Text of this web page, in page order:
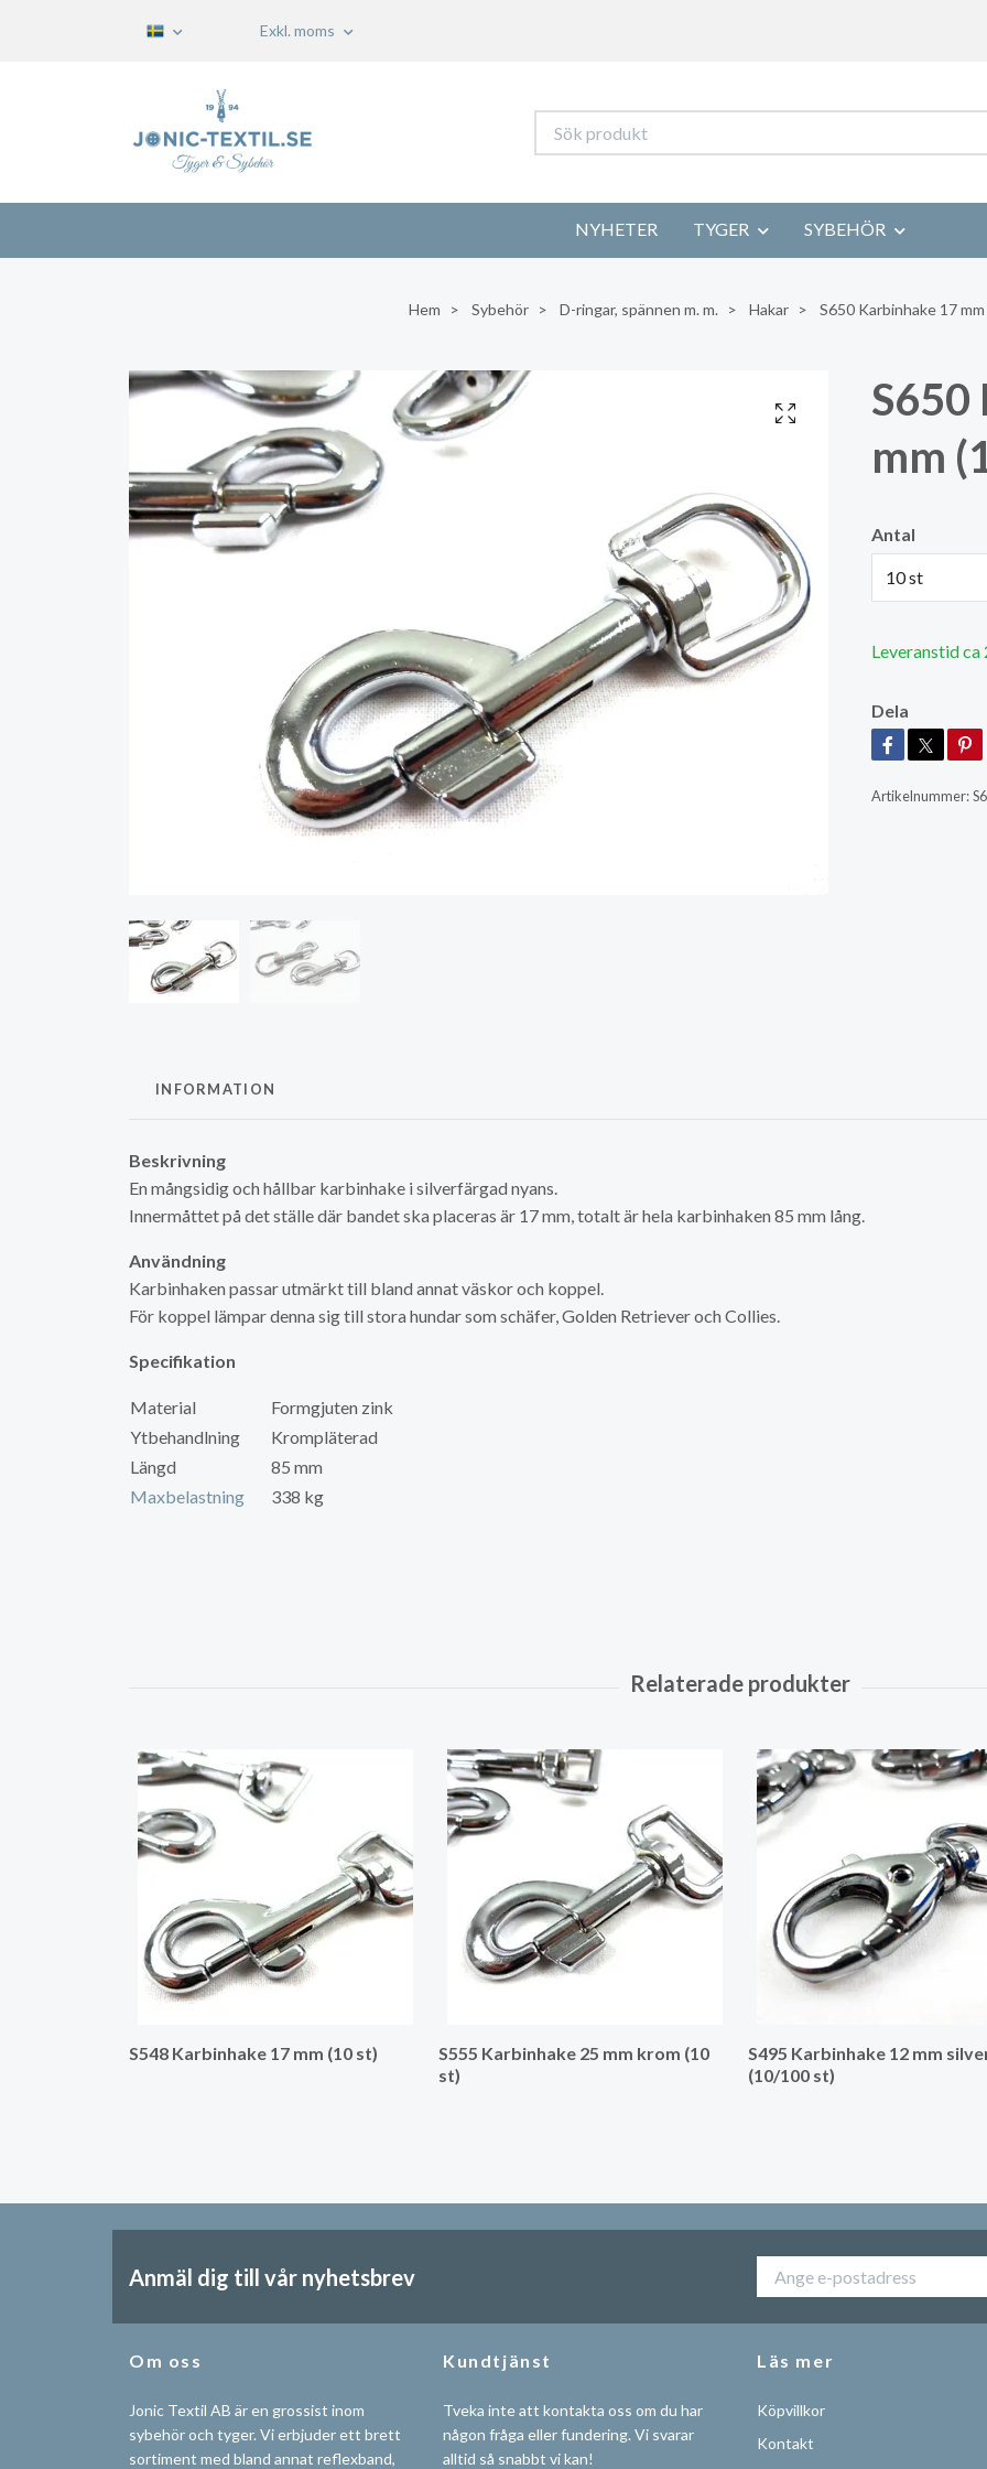
Exkl. moms
NYHETER TYGER SYBEHÖR
Hem Sybehör D-ringar, spännen m. m. Hakar S650 Karbinhake 17
S650
mm
Antal
10 st
Leveranstid ca
Dela
Artikelnummer:
INFORMATION
Beskrivning
En mångsidig och hållbar karbinhake i silverfärgad nyans.
Innermåttet på det ställe där bandet ska placeras är 17 mm, totalt är hela karbinhaken 85 mm lång.
Användning
Karbinhaken passar utmärkt till bland annat väskor och koppel.
För koppel lämpar denna sig till stora hundar som schäfer, Golden Retriever och Collies.
Specifikation
Material
Formgjuten zink
Ytbehandlning
Krompläterad
Längd
85 mm
Maxbelastning
338 kg
S548 Karbinhake 17 mm (10 st)
S555 Karbinhake 25 mm krom (10
st)
S495 Karbinhake 12 mm
(10/100 st)
Anmäl dig till vår nyhetsbrev
Om oss
Jonic Textil AB är en grossist inom
sybehör och tyger. Vi erbjuder ett brett
sortiment med bland annat reflexband,
Kundtjänst
Tveka inte att kontakta oss om du har
någon fråga eller fundering. Vi svarar
alltid så snabbt vi kan!
Läs mer
Köpvillkor
Kontakt